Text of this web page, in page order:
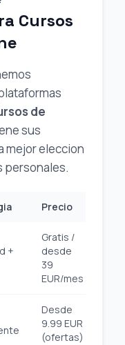
Cursos
de
sus
mejor eleccion
personales.
Precio
+
Gratis /
desde
39
EUR/mes
Desde
9.99 EUR
(ofertas)